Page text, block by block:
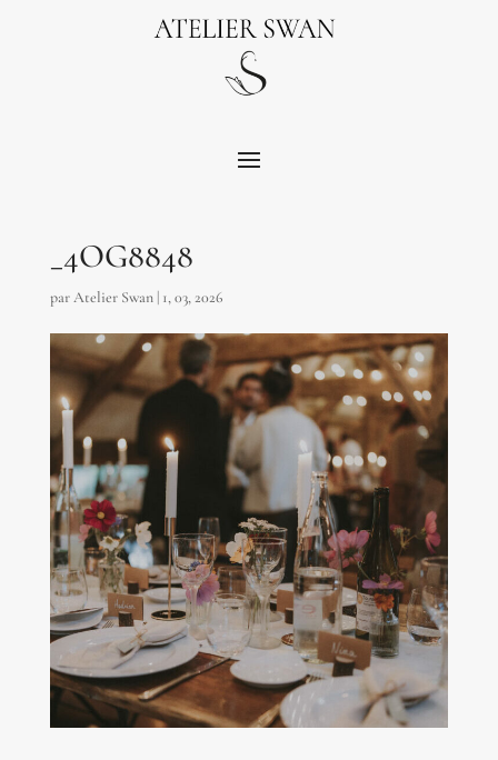
_4OG8848
parAtelier Swan| 1, 03, 2026